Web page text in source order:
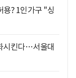
용? 1인가구 "싱
시킨다…서울대